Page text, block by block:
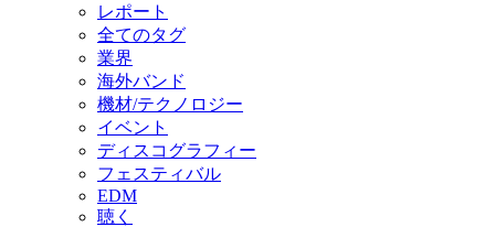
レポート
全てのタグ
業界
海外バンド
機材/テクノロジー
イベント
ディスコグラフィー
フェスティバル
EDM
聴く